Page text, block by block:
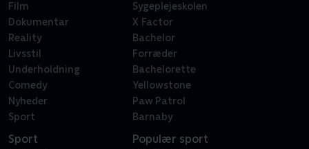
Film
Dokumentar
Reality
Livsstil
Underholdning
Comedy
Nyheder
Sport
Sygeplejeskolen
X Factor
Bachelor
Forræder
Bachelorette
Yellowstone
Paw Patrol
Barnaby
Sport Populær sport